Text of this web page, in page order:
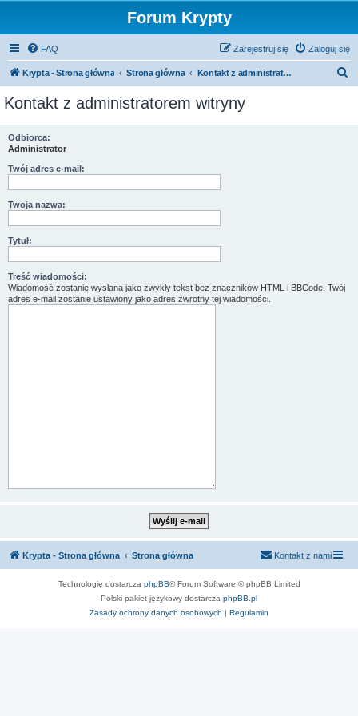
Forum Krypty
FAQ Zaloguj się
Zarejestruj się
Krypta - Strona główna Strona główna Kontakt z administratorem witryny
Kontakt z administratorem witryny
Odbiorca:
Administrator
Twój adres e-mail:
Twoja nazwa:
Tytuł:
Treść wiadomości:
Wiadomość zostanie wysłana jako zwykły tekst bez znaczników HTML i BBCode. Twój
adres e-mail zostanie ustawiony jako adres zwrotny tej wiadomości.
Krypta - Strona główna Strona główna Kontakt z nami
Technologię dostarcza phpBB® Forum Software © phpBB Limited
Polski pakiet językowy dostarcza phpBB.pl
Zasady ochrony danych osobowych | Regulamin